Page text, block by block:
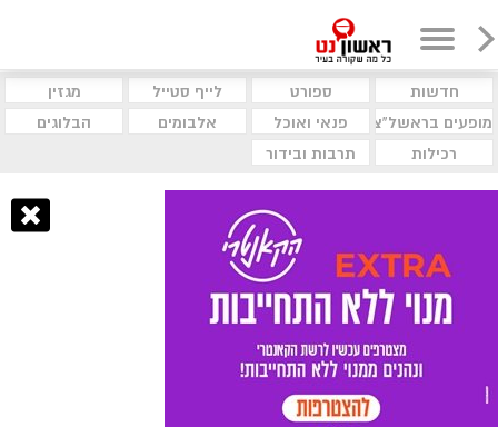
חדשות ספורט לייף סטייל
מגזין
מופעים בראשל"צ
פנאי ואוכל אלבומים
הבלוגים
רכילות
תרבות ובידור